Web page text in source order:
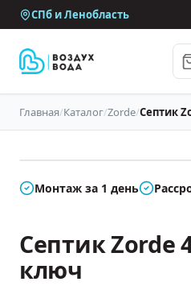
СПб и Ленобласть
Главная/Каталог/Zorde/Септик
Монтаж за 1 день
Септик Zorde
ключ